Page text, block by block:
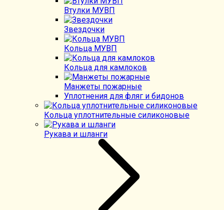
Втулки МУВП
Звездочки
Кольца МУВП
Кольца для камлоков
Манжеты пожарные
Уплотнения для фляг и бидонов
Кольца уплотнительные силиконовые
Рукава и шланги